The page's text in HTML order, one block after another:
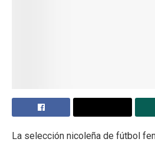
La selección nicoleña de fútbol